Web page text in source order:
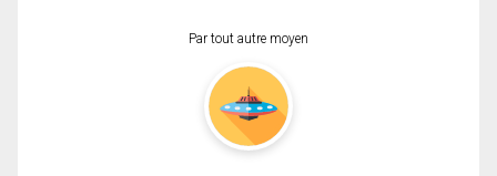
Par tout autre moyen